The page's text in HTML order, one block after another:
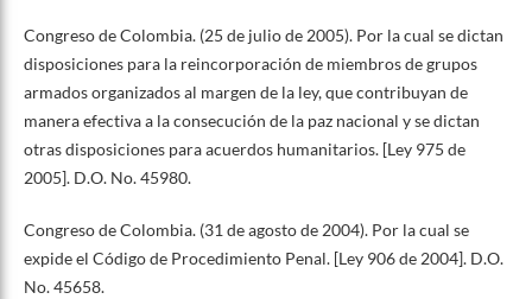
Congreso de Colombia. (25 de julio de 2005). Por la cual se dictan
disposiciones para la reincorporación de miembros de grupos
armados organizados al margen de la ley, que contribuyan de
manera efectiva a la consecución de la paz nacional y se dictan
otras disposiciones para acuerdos humanitarios. [Ley 975 de
2005]. D.O. No. 45980.
Congreso de Colombia. (31 de agosto de 2004). Por la cual se
expide el Código de Procedimiento Penal. [Ley 906 de 2004]. D.O.
No. 45658.